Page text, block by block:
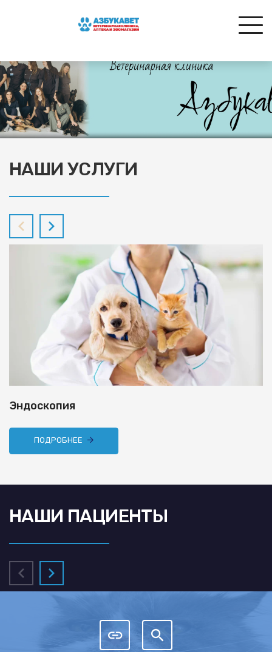
НАШИ УСЛУГИ
Эндоскопия
ПОДРОБНЕЕ
НАШИ ПАЦИЕНТЫ